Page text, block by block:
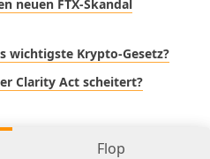
neuen FTX-Skandal
wichtigste Krypto-Gesetz?
Clarity Act scheitert?
Flop